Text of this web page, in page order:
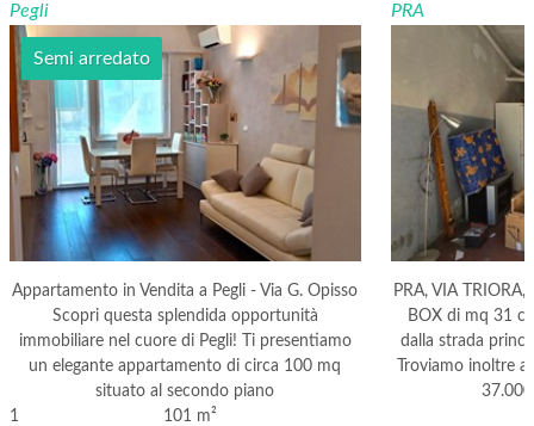
Pegli
Semi arredato
Appartamento in Vendita a Pegli - Via G. Opisso
Scopri questa splendida opportunità
immobiliare nel cuore di Pegli! Ti presentiamo
un elegante appartamento di circa 100 mq
situato al secondo piano
1
101 m²
PRA
PRA, VIA
BOX di mq 31
dalla strada
Troviamo inoltre